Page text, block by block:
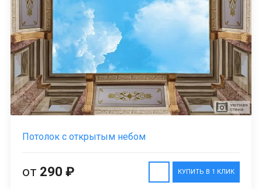
Потолок с открытым небом
КУПИТЬ В 1 КЛИК
от 290 ₽